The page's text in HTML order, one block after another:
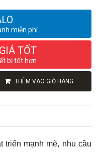
miễn phí
TỐT
bị tốt hơn
THÊM VÀO GIỎ HÀNG
triển mạnh mẽ, nhu cầu